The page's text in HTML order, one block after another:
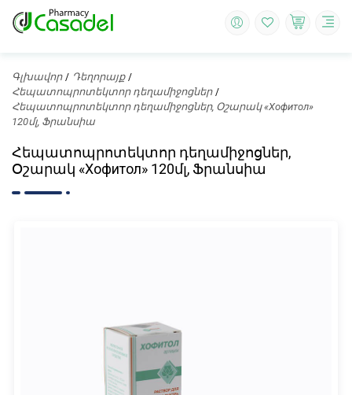
Գլխավոր
Դեղորայք
Հեպատոպրոտեկտոր դեղամիջոցներ
Հեպատոպրոտեկտոր դեղամիջոցներ, Օշարակ «Хофитол»
120մլ, Ֆրանսիա
Հեպատոպրոտեկտոր դեղամիջոցներ,
Օշարակ «Хофитол» 120մլ, Ֆրանսիա